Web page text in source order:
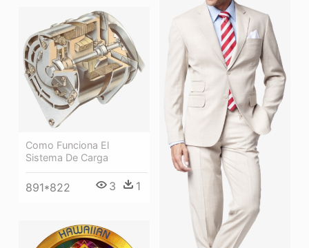
Como Funciona El
Sistema De Carga
891*822 3 1